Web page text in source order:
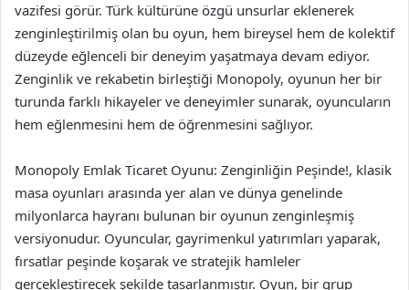
vazifesi görür. Türk kültürüne özgü unsurlar eklenerek
zenginleştirilmiş olan bu oyun, hem bireysel hem de kolektif
düzeyde eğlenceli bir deneyim yaşatmaya devam ediyor.
Zenginlik ve rekabetin birleştiği Monopoly, oyunun her bir
turunda farklı hikayeler ve deneyimler sunarak, oyuncuların
hem eğlenmesini hem de öğrenmesini sağlıyor.
Monopoly Emlak Ticaret Oyunu: Zenginliğin Peşinde!, klasik
masa oyunları arasında yer alan ve dünya genelinde
milyonlarca hayranı bulunan bir oyunun zenginleşmiş
versiyonudur. Oyuncular, gayrimenkul yatırımları yaparak,
fırsatlar peşinde koşarak ve stratejik hamleler
gerçekleştirecek şekilde tasarlanmıştır. Oyun, bir grup